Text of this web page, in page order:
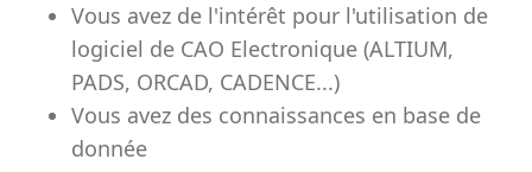
Vous avez de l'intérêt pour l'utilisation de
logiciel de CAO Electronique (ALTIUM,
PADS, ORCAD, CADENCE...)
Vous avez des connaissances en base de
donnée